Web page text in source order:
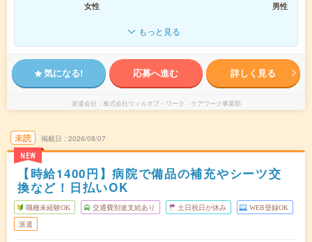
女性
男性
もっと見る
気になる! 応募へ進む 詳しく見る
派遣会社 株式会社ウィルオブ・ワーク ケアワーク事業部
未読
NEW
掲載日 2026/08/07
【時給1400円】病院で備品の補充やシーツ交
換など！日払いOK
職種未経験OK 交通費別途支給あり 土日祝日が休み WEB登録OK
派遣